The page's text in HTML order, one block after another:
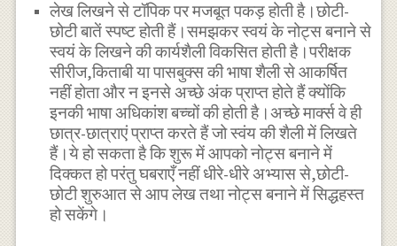
लेख लिखने से टॉपिक पर मजबूत पकड़ होती है।छोटी-
छोटी बातें स्पष्ट होती हैं।समझकर स्वयं के नोट्स बनाने से
स्वयं के लिखने की कार्यशैली विकसित होती है।परीक्षक
सीरीज,किताबी या पासबुक्स की भाषा शैली से आकर्षित
नहीं होता और न इनसे अच्छे अंक प्राप्त होते हैं क्योंकि
इनकी भाषा अधिकांश बच्चों की होती है।अच्छे मार्क्स वे ही
छात्र-छात्राएं प्राप्त करते हैं जो स्वंय की शैली में लिखते
हैं।ये हो सकता है कि शुरू में आपको नोट्स बनाने में
दिक्कत हो परंतु घबराएँ नहीं धीरे-धीरे अभ्यास से,छोटी-
छोटी शुरुआत से आप लेख तथा नोट्स बनाने में सिद्धहस्त
हो सकेंगे।